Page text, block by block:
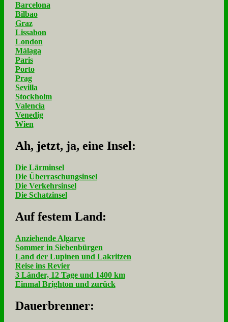
Barcelona
Bilbao
Graz
Lissabon
London
Málaga
Paris
Porto
Prag
Sevilla
Stockholm
Valencia
Venedig
Wien
Ah, jetzt, ja, ei­ne In­sel:
Die Lärminsel
Die Überraschungsinsel
Die Verkehrsinsel
Die Schatzinsel
Auf fe­stem Land:
Anziehende Algarve
Sommer in Siebenbürgen
Land der Lupinen und Lakritzen
Reise ins Revier
3 Länder, 12 Tage und 1400 km
Einmal Brighton und zurück
Dau­er­bren­ner: